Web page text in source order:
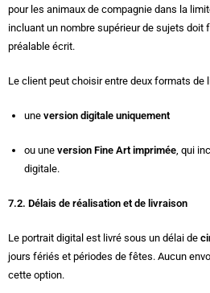
pour les animaux de compagnie dans la
incluant un nombre supérieur de sujets doit
préalable écrit.
Le client peut choisir entre deux formats de
une version digitale uniquement
ou une version Fine Art imprimée, qui
digitale.
7.2. Délais de réalisation et de livraison
Le portrait digital est livré sous un délai de
jours fériés et périodes de fêtes. Aucun
cette option.